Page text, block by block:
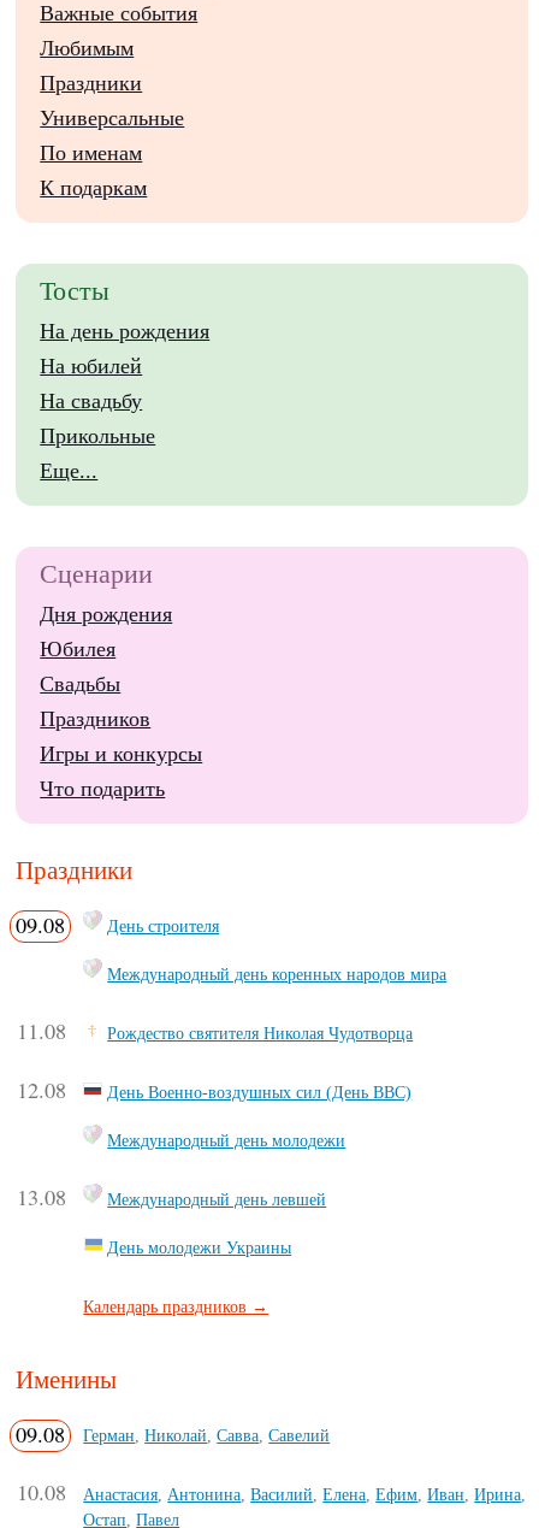
Важные события
Любимым
Праздники
Универсальные
По именам
К подаркам
Тосты
На день рождения
На юбилей
На свадьбу
Прикольные
Еще...
Сценарии
Дня рождения
Юбилея
Свадьбы
Праздников
Игры и конкурсы
Что подарить
Праздники
09.08 День строителя
Международный день коренных народов мира
11.08 Рождество святителя Николая Чудотворца
12.08 День Военно-воздушных сил (День ВВС)
Международный день молодежи
13.08 Международный день левшей
День молодежи Украины
Календарь праздников →
Именины
09.08 Герман,Николай,Савва,Савелий
10.08 Анастасия,Антонина,Василий,Елена,Ефим,Иван,Ирина,
Остап,Павел